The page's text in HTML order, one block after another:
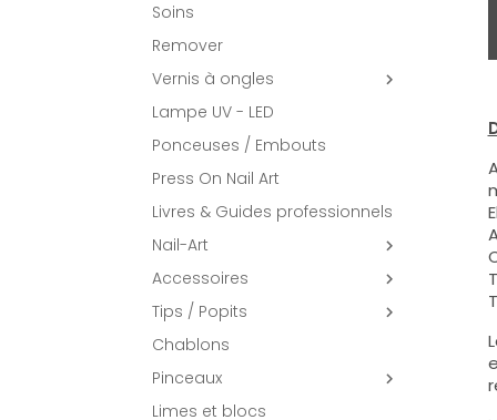
Soins
Remover
Vernis à ongles

Lampe UV - LED
Ponceuses / Embouts
Press On Nail Art
Livres & Guides professionnels
Nail-Art

Accessoires 
Tips / Popits 
Chablons
Pinceaux

Limes et blocs